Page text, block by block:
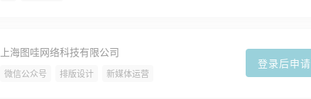
上海图哇网络科技有限公司
微信公众号 排版设计 新媒体运营
登录后申请